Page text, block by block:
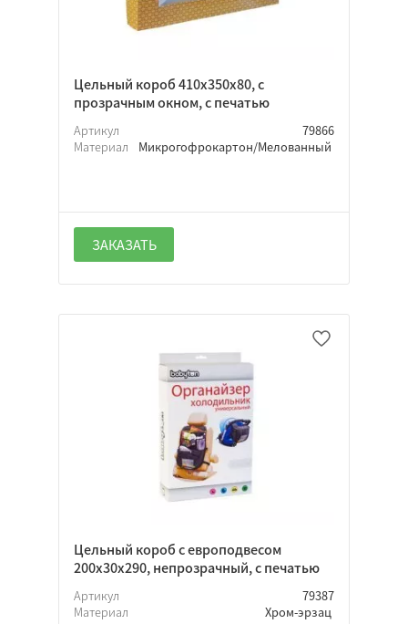
Цельный короб 410х350х80, с
прозрачным окном, с печатью
Артикул
79866
Материал
Микрогофрокартон/Мелованный
ЗАКАЗАТЬ
Цельный короб с европодвесом
200х30х290, непрозрачный, с печатью
Артикул
79387
Материал
Хром-эрзац